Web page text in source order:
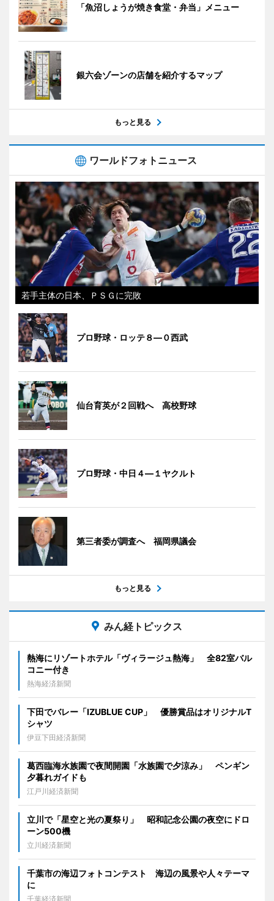
「魚沼しょうが焼き食堂・弁当」メニュー
銀六会ゾーンの店舗を紹介するマップ
もっと見る
ワールドフォトニュース
若手主体の日本、ＰＳＧに完敗
プロ野球・ロッテ８―０西武
仙台育英が２回戦へ 高校野球
プロ野球・中日４―１ヤクルト
第三者委が調査へ 福岡県議会
もっと見る
みん経トピックス
熱海にリゾートホテル「ヴィラージュ熱海」 全82室バル
コニー付き
熱海経済新聞
下田でバレー「IZUBLUE CUP」 優勝賞品はオリジナルT
シャツ
伊豆下田経済新聞
葛西臨海水族園で夜間開園「水族園で夕涼み」 ペンギン
夕暮れガイドも
江戸川経済新聞
立川で「星空と光の夏祭り」 昭和記念公園の夜空にドロ
ーン500機
立川経済新聞
千葉市の海辺フォトコンテスト 海辺の風景や人々テーマ
に
千葉経済新聞